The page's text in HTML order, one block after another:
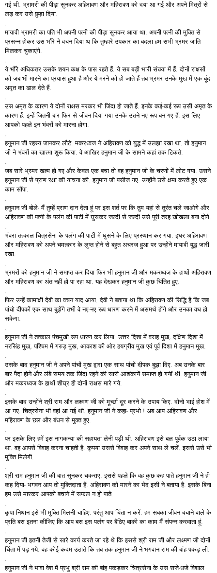
गई थी. भ्रामरी की पीड़ा सुनकर अहिरावण और महिरावण को दया आ गई और अपने मित्रों से
लड़ कर उसे छुड़ा दिया.
.
मायावी भ्रामरी का पति भी अपनी पत्नी की पीड़ा सुनकर आया था. अपनी पत्नी की मुक्ति से
प्रसन्न होकर उस भौंरे ने वचन दिया थ कि तुम्हारे उपकार का बदला हम सभी भ्रमर जाति
मिलकर चुकाएंगे.
.
ये भौंरे अधिकतर उसके शयन कक्ष के पास रहते हैं. ये सब बड़ी भारी संख्या में हैं. दोनों राक्षसों
को जब भी मारने का प्रयास हुआ है और ये मरने को हो जाते हैं तब भ्रमर उनके मुख में एक बूंद
अमृत का डाल देते हैं.
.
उस अमृत के कारण ये दोनों राक्षस मरकर भी जिंदा हो जाते हैं. इनके कई-कई रूप उसी अमृत के
कारण हैं. इन्हें जितनी बार फिर से जीवन दिया गया उनके उतने नए रूप बन गए हैं. इस लिए
आपको पहले इन भंवरों को मारना होगा.
.
हनुमान जी रहस्य जानकर लौटे. मकरध्वज ने अहिरावण को युद्ध में उलझा रखा था. तो हनुमान
जी ने भंवरों का खात्मा शुरू किया. वे आखिर हनुमान जी के सामने कहां तक टिकते.
.
जब सारे भ्रमर खत्म हो गए और केवल एक बचा तो वह हनुमान जी के चरणों में लोट गया. उसने
हनुमान जी से प्राण रक्षा की याचना की. हनुमान जी पसीज गए. उन्होंने उसे क्षमा करते हुए एक
काम सौंपा.
.
हनुमान जी बोले- मैं तुम्हें प्राण दान देता हूं पर इस शर्त पर कि तुम यहां से तुरंत चले जाओगे और
अहिरावण की पत्नी के पलंग की पाटी में घुसकर जल्दी से जल्दी उसे पूरी तरह खोखला बना दोगे.
.
भंवरा तत्काल चित्रसेना के पलंग की पाटी में घुसने के लिए प्रस्थान कर गया. इधर अहिरावण
और महिरावण को अपने चमत्कार के लुप्त होने से बहुत अचरज हुआ पर उन्होंने मायावी युद्ध जारी
रखा.
.
भ्रमरों को हनुमान जी ने समाप्त कर दिया फिर भी हनुमान जी और मकरध्वज के हाथों अहिरावण
और महिरावण का अंत नहीं हो पा रहा था. यह देखकर हनुमान जी कुछ चिंतित हुए.
.
फिर उन्हें कामाक्षी देवी का वचन याद आया. देवी ने बताया था कि अहिरावण की सिद्धि है कि जब
पांचो दीपकों एक साथ बुझेंगे तभी वे नए-नए रूप धारण करने में असमर्थ होंगे और उनका वध हो
सकेगा.
.
हनुमान जी ने तत्काल पंचमुखी रूप धारण कर लिया. उत्तर दिशा में वराह मुख, दक्षिण दिशा में
नरसिंह मुख, पश्चिम में गरुड़ मुख, आकाश की ओर हयग्रीव मुख एवं पूर्व दिशा में हनुमान मुख.
.
उसके बाद हनुमान जी ने अपने पांचों मुख द्वारा एक साथ पांचों दीपक बुझा दिए. अब उनके बार
बार पैदा होने और लंबे समय तक जिंदा रहने की सारी आशंकायें समाप्त हो गयीं थी. हनुमान जी
और मकरध्वज के हाथों शीघ्र ही दोनों राक्षस मारे गये.
.
इसके बाद उन्होंने श्री राम और लक्ष्मण जी की मूर्च्छा दूर करने के उपाय किए. दोनो भाई होश में
आ गए. चित्रसेना भी वहां आ गई थी. हनुमान जी ने कहा- प्रभो ! अब आप अहिरावण और
महिरावण के छल और बंधन से मुक्त हुए.
.
पर इसके लिए हमें इस नागकन्या की सहायता लेनी पड़ी थी. अहिरावण इसे बल पूर्वक उठा लाया
था. वह आपसे विवाह करना चाहती है. कृपया उससे विवाह कर अपने साथ ले चलें. इससे उसे भी
मुक्ति मिलेगी.
.
श्री राम हनुमान जी की बात सुनकर चकराए. इससे पहले कि वह कुछ कह पाते हनुमान जी ने ही
कह दिया- भगवन आप तो मुक्तिदाता हैं. अहिरावण को मारने का भेद इसी ने बताया है. इसके बिना
हम उसे मारकर आपको बचाने में सफल न हो पाते.
.
कृपा निधान इसे भी मुक्ति मिलनी चाहिए. परंतु आप चिंता न करें. हम सबका जीवन बचाने वाले के
प्रति बस इतना कीजिए कि आप बस इस पलंग पर बैठिए बाकी का काम मैं संपन्न करवाता हूं.
.
हनुमान जी इतनी तेजी से सारे कार्य करते जा रहे थे कि इससे श्री राम जी और लक्ष्मण जी दोनों
चिंता में पड़ गये. वह कोई कदम उठाते कि तब तक हनुमान जी ने भगवान राम की बांह पकड़ ली.
.
हनुमान जी ने भावा वेश में प्रभु श्री राम की बांह पकड़कर चित्रसेना के उस सजे-धजे विशाल